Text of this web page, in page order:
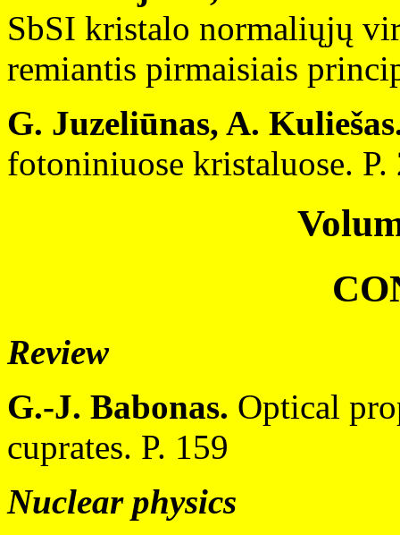
SbSI kristalo normaliųjų
remiantis pirmaisiais
G. Juzeliūnas, A.
fotoniniuose kristaluose. P.
Review
G.-J. Babonas. Optical
cuprates. P. 159
Nuclear physics